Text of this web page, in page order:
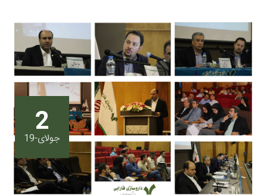
2
جولای-19